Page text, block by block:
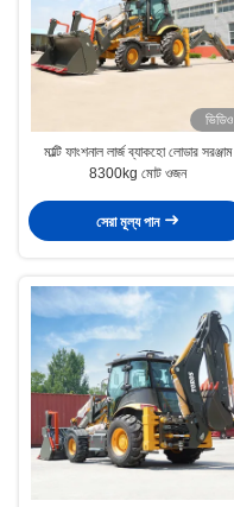
ভিডিও
মাল্টি ফাংশনাল লার্জ ব্যাকহো লোডার সরঞ্জাম
8300kg মোট ওজন
সেরা মূল্য পান